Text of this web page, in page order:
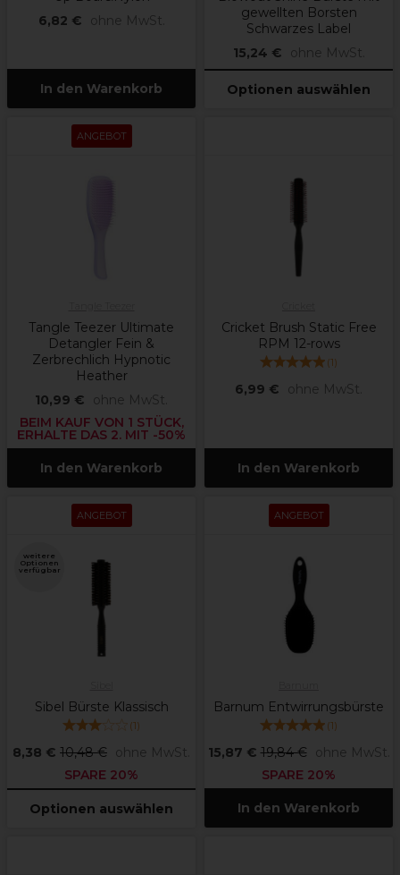
6,82 €
ohne MwSt.
In den Warenkorb
gewellten Borsten
Schwarzes Label
15,24 €
ohne MwSt.
Optionen auswählen
ANGEBOT
Tangle Teezer Ultimate
Detangler Fein &
Zerbrechlich Hypnotic
Heather
10,99 €
ohne MwSt.
BEIM KAUF VON 1 STÜCK,
ERHALTE DAS 2. MIT -50%
In den Warenkorb
Cricket Brush Static Free
RPM 12-rows
(1)
6,99 € ohne MwSt.
In den Warenkorb
ANGEBOT
weitere
Optionen
verfügbar
Sibel Bürste Klassisch
(1)
8,38 € 10,48 € ohne MwSt.
SPARE 20%
Optionen auswählen
ANGEBOT
Barnum Entwirrungsbürste
(1)
15,87 € 19,84 €
ohne MwSt.
SPARE 20%
In den Warenkorb